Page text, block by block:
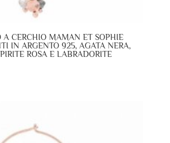
A CERCHIO MAMAN ET SOPHIE
IN ARGENTO 925, AGATA NERA,
ROSA E LABRADORITE